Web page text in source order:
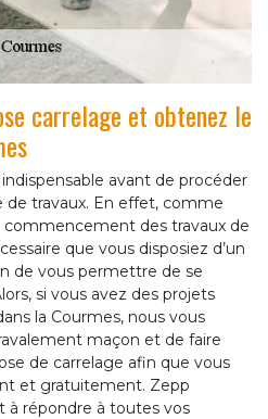
carrelage et obtenez le
avant de procéder
de travaux. En effet, comme
des travaux de
que vous disposiez d’un
de vous permettre de se
si vous avez des projets
la Courmes, nous vous
maçon et de faire
de carrelage afin que vous
et gratuitement. Zepp
à répondre à toutes vos